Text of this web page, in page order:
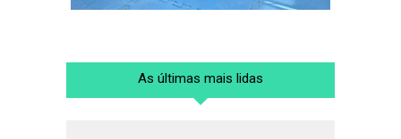
As últimas mais lidas